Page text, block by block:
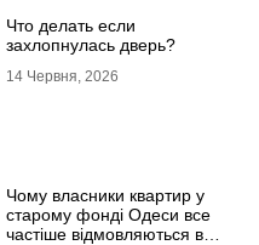
Что делать если
захлопнулась дверь?
14 Червня, 2026
Чому власники квартир у
старому фонді Одеси все
частіше відмовляються від